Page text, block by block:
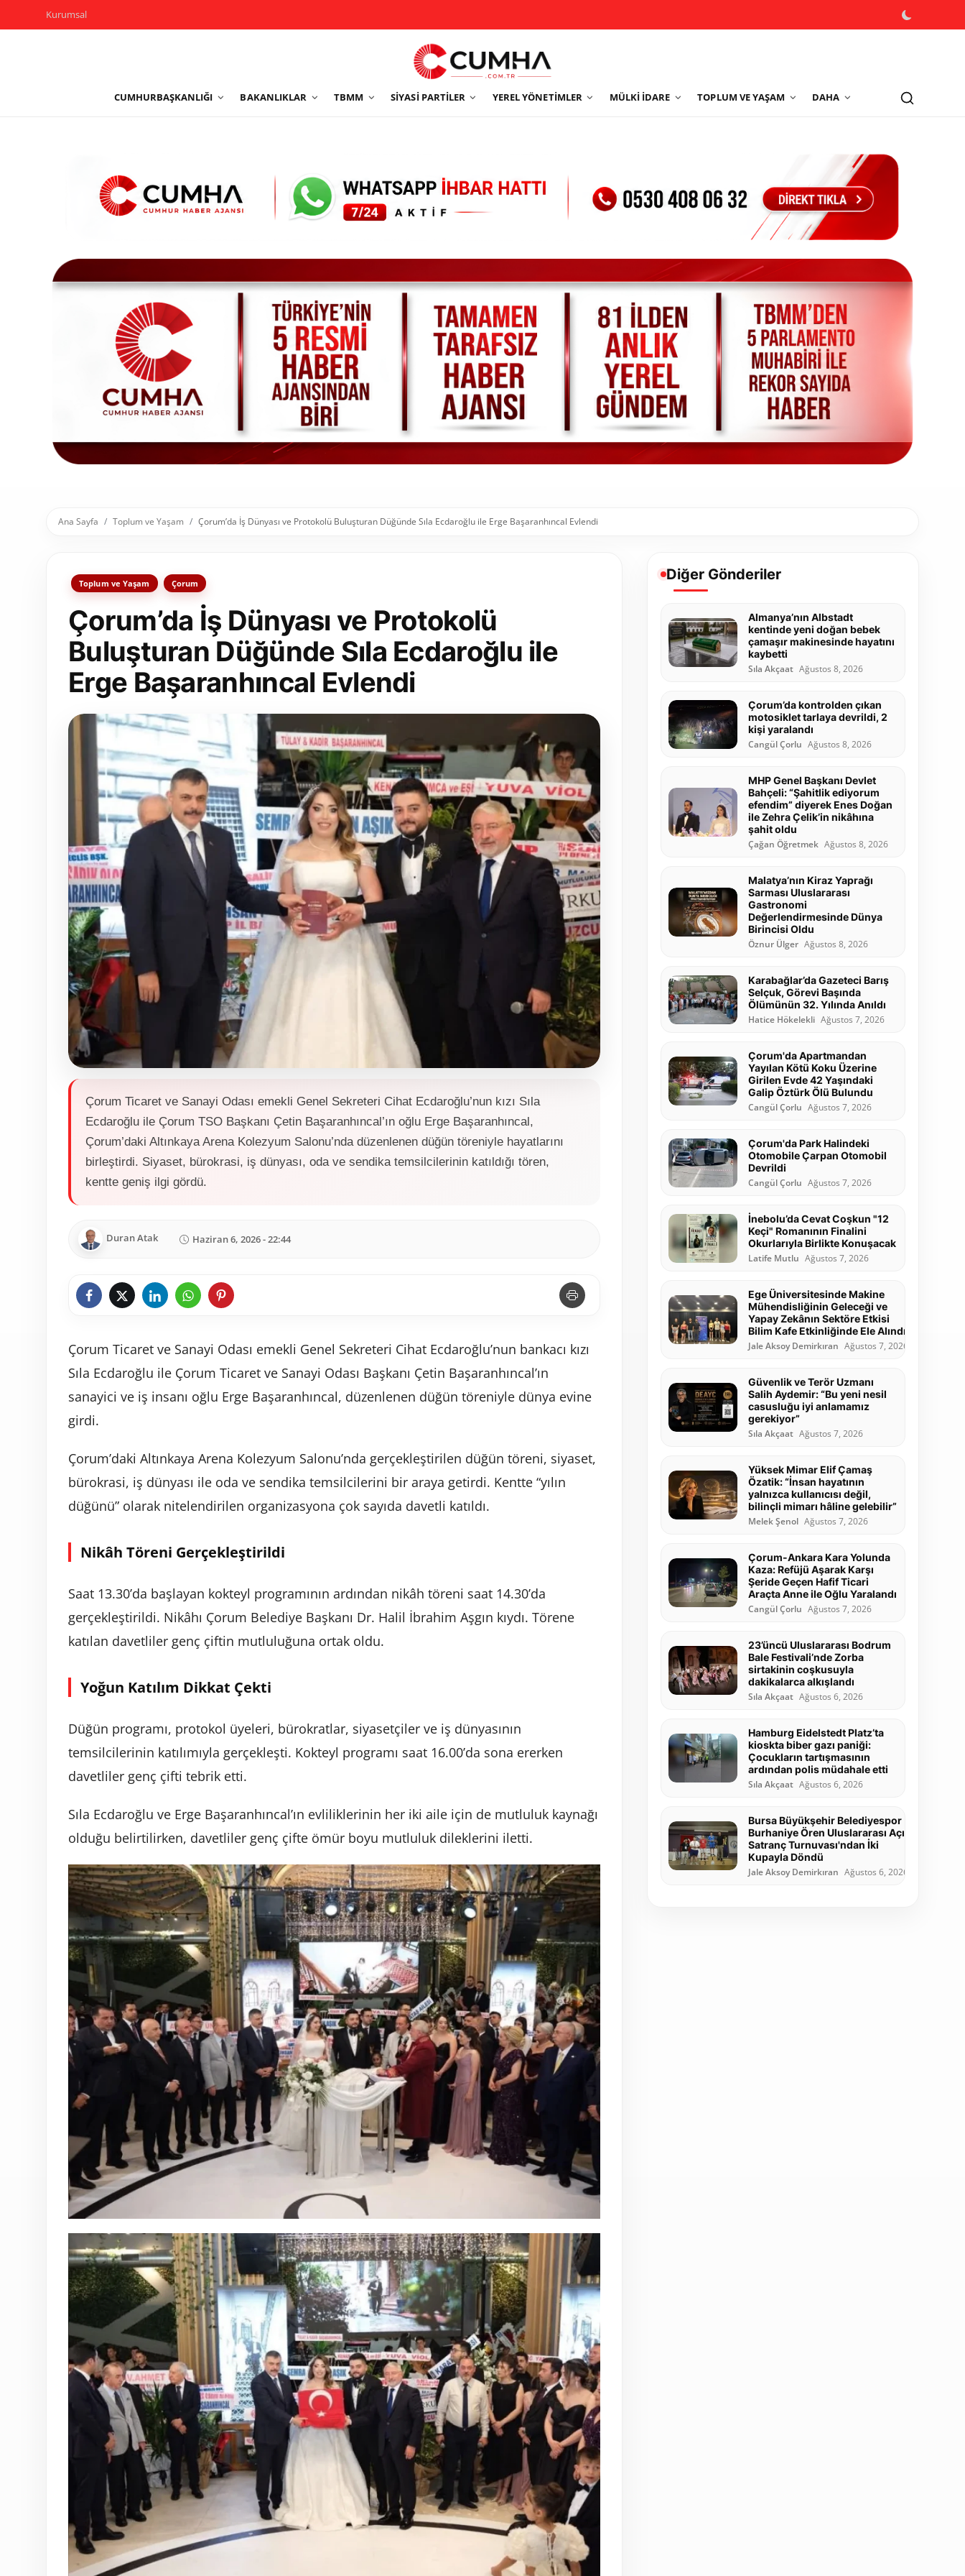
Kurumsal
CUMHURBAŞKANLIĞI BAKANLIKLAR TBMM SIYASI PARTILER YEREL YÖNETIMLER MÜLKI İDARE TOPLUM VE YAŞAM DAHA
Yerel Yönetimler
Sivil Toplum Kuruluşları
Kamu Kurumları ve Üst Kurullar
Resmi Reklamlar
Ana Sayfa Toplum ve Yaşam Çorum’da İş Dünyası ve Protokolü Buluşturan Düğünde Sıla Ecdaroğlu ile Erge Başaranhıncal Evlendi
Toplum ve Yaşam Çorum
Çorum’da İş Dünyası ve Protokolü
Buluşturan Düğünde Sıla Ecdaroğlu ile
Erge Başaranhıncal Evlendi
Çorum Ticaret ve Sanayi Odası emekli Genel Sekreteri Cihat Ecdaroğlu’nun kızı Sıla
Ecdaroğlu ile Çorum TSO Başkanı Çetin Başaranhıncal’ın oğlu Erge Başaranhıncal,
Çorum’daki Altınkaya Arena Kolezyum Salonu’nda düzenlenen düğün töreniyle hayatlarını
birleştirdi. Siyaset, bürokrasi, iş dünyası, oda ve sendika temsilcilerinin katıldığı tören,
kentte geniş ilgi gördü.
Duran Atak Haziran 6, 2026 - 22:44
Çorum Ticaret ve Sanayi Odası emekli Genel Sekreteri Cihat Ecdaroğlu’nun bankacı kızı
Sıla Ecdaroğlu ile Çorum Ticaret ve Sanayi Odası Başkanı Çetin Başaranhıncal’ın
sanayici ve iş insanı oğlu Erge Başaranhıncal, düzenlenen düğün töreniyle dünya evine
girdi.
Çorum’daki Altınkaya Arena Kolezyum Salonu’nda gerçekleştirilen düğün töreni, siyaset,
bürokrasi, iş dünyası ile oda ve sendika temsilcilerini bir araya getirdi. Kentte “yılın
düğünü” olarak nitelendirilen organizasyona çok sayıda davetli katıldı.
Nikâh Töreni Gerçekleştirildi
Saat 13.30’da başlayan kokteyl programının ardından nikâh töreni saat 14.30’da
gerçekleştirildi. Nikâhı Çorum Belediye Başkanı Dr. Halil İbrahim Aşgın kıydı. Törene
katılan davetliler genç çiftin mutluluğuna ortak oldu.
Yoğun Katılım Dikkat Çekti
Düğün programı, protokol üyeleri, bürokratlar, siyasetçiler ve iş dünyasının
temsilcilerinin katılımıyla gerçekleşti. Kokteyl programı saat 16.00’da sona ererken
davetliler genç çifti tebrik etti.
Sıla Ecdaroğlu ve Erge Başaranhıncal’ın evliliklerinin her iki aile için de mutluluk kaynağı
olduğu belirtilirken, davetliler genç çifte ömür boyu mutluluk dileklerini iletti.
Diğer Gönderiler
Almanya’nın Albstadt
kentinde yeni doğan bebek
çamaşır makinesinde hayatını
kaybetti
Sıla Akçaat Ağustos 8, 2026
Çorum’da kontrolden çıkan
motosiklet tarlaya devrildi, 2
kişi yaralandı
Cangül Çorlu Ağustos 8, 2026
MHP Genel Başkanı Devlet
Bahçeli: “Şahitlik ediyorum
efendim” diyerek Enes Doğan
ile Zehra Çelik’in nikâhına
şahit oldu
Çağan Öğretmek Ağustos 8, 2026
Malatya’nın Kiraz Yaprağı
Sarması Uluslararası
Gastronomi
Değerlendirmesinde Dünya
Birincisi Oldu
Öznur Ülger Ağustos 8, 2026
Karabağlar’da Gazeteci Barış
Selçuk, Görevi Başında
Ölümünün 32. Yılında Anıldı
Hatice Hökelekli Ağustos 7, 2026
Çorum'da Apartmandan
Yayılan Kötü Koku Üzerine
Girilen Evde 42 Yaşındaki
Galip Öztürk Ölü Bulundu
Cangül Çorlu Ağustos 7, 2026
Çorum'da Park Halindeki
Otomobile Çarpan Otomobil
Devrildi
Cangül Çorlu Ağustos 7, 2026
İnebolu’da Cevat Coşkun "12
Keçi" Romanının Finalini
Okurlarıyla Birlikte Konuşacak
Latife Mutlu Ağustos 7, 2026
Ege Üniversitesinde Makine
Mühendisliğinin Geleceği ve
Yapay Zekânın Sektöre Etkisi
Bilim Kafe Etkinliğinde Ele Alındı
Jale Aksoy Demirkıran Ağustos 7, 2026
Güvenlik ve Terör Uzmanı
Salih Aydemir: “Bu yeni nesil
casusluğu iyi anlamamız
gerekiyor”
Sıla Akçaat Ağustos 7, 2026
Yüksek Mimar Elif Çamaş
Özatik: “İnsan hayatının
yalnızca kullanıcısı değil,
bilinçli mimarı hâline gelebilir”
Melek Şenol Ağustos 7, 2026
Çorum-Ankara Kara Yolunda
Kaza: Refüjü Aşarak Karşı
Şeride Geçen Hafif Ticari
Araçta Anne ile Oğlu Yaralandı
Cangül Çorlu Ağustos 7, 2026
23’üncü Uluslararası Bodrum
Bale Festivali’nde Zorba
sirtakinin coşkusuyla
dakikalarca alkışlandı
Sıla Akçaat Ağustos 6, 2026
Hamburg Eidelstedt Platz’ta
kioskta biber gazı paniği:
Çocukların tartışmasının
ardından polis müdahale etti
Sıla Akçaat Ağustos 6, 2026
Bursa Büyükşehir Belediyespor
Burhaniye Ören Uluslararası Açık
Satranç Turnuvası'ndan İki
Kupayla Döndü
Jale Aksoy Demirkıran Ağustos 6, 2026